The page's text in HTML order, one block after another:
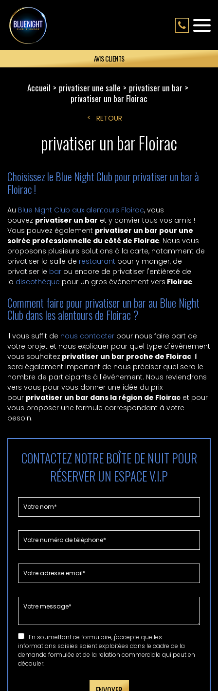
AVIS CLIENTS
Accueil privatiser une salle
privatiser un bar
privatiser un bar Floirac
RETOUR
privatiser un bar Floirac
Choisissez le Blue Night Club pour privatiser un bar à
Floirac !
Au Blue Night Club aux alentours Floirac, vous
pouvez privatiser un bar et y convier tous vos amis !
Vous pouvez également privatiser un bar pour une
soirée professionnelle du côté de Floirac. Nous vous
proposons plusieurs solutions à la carte, notamment de
privatiser la salle de restaurant pour y manger, de
privatiser le bar ou encore de privatiser l'entièreté de
la discothèque pour un gros évènement vers Floirac.
Comment faire pour privatiser un bar au Blue Night
Club dans les alentours de Floirac ?
Il vous suffit de nous contacter pour nous faire part de
votre projet et nous expliquer pour quel type d'évènement
vous souhaitez privatiser un bar proche de Floirac. Il
sera également important de nous préciser quel sera le
nombre de participants à l'événement. Nous reviendrons
vers vous pour vous donner une idée du prix
pour privatiser un bar dans la région de Floirac et pour
vous proposer une formule correspondant à votre
besoin.
CONTACTEZ NOTRE BOÎTE DE NUIT POUR
RÉSERVER UN ESPACE V.I.P
En soumettant ce formulaire, j'accepte que les
informations saisies soient exploitées dans le cadre de la
demande formulée et de la relation commerciale qui peut en
découler.